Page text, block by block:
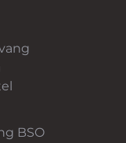
BSO